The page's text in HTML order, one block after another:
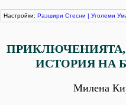
Настройки: Разшири Стесни | Уголеми
ПРИКЛЮЧЕНИЯТА,
ИСТОРИЯ НА
Милена